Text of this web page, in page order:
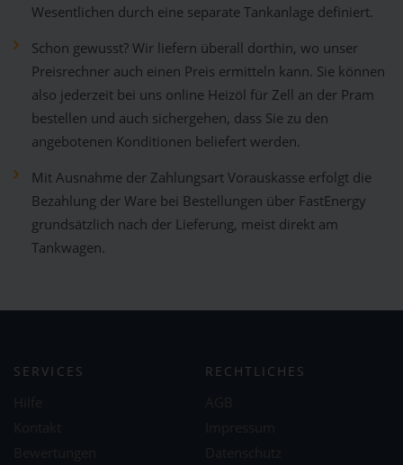
Wesentlichen durch eine separate Tankanlage definiert.
Schon gewusst? Wir liefern überall dorthin, wo unser
Preisrechner auch einen Preis ermitteln kann. Sie können
also jederzeit bei uns online Heizöl für Zell an der Pram
bestellen und auch sichergehen, dass Sie zu den
angebotenen Konditionen beliefert werden.
Mit Ausnahme der Zahlungsart Vorauskasse erfolgt die
Bezahlung der Ware bei Bestellungen über FastEnergy
grundsätzlich nach der Lieferung, meist direkt am
Tankwagen.
SERVICES RECHTLICHES